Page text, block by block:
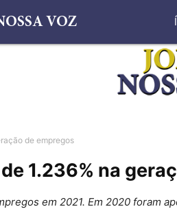
de empregos
1.236% na
em 2021. Em 2020 foram